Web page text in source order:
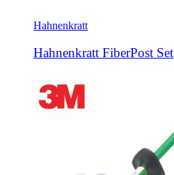
Hahnenkratt
Hahnenkratt FiberPost Set